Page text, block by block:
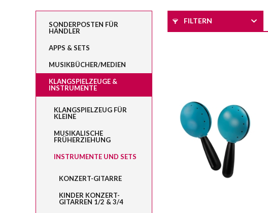
SONDERPOSTEN FÜR
HÄNDLER
APPS & SETS
MUSIKBÜCHER/MEDIEN
KLANGSPIELZEUGE &
INSTRUMENTE
KLANGSPIELZEUG FÜR
KLEINE
MUSIKALISCHE
FRÜHERZIEHUNG
INSTRUMENTE UND SETS
KONZERT-GITARRE
KINDER KONZERT-
GITARREN 1/2 & 3/4
FILTERN